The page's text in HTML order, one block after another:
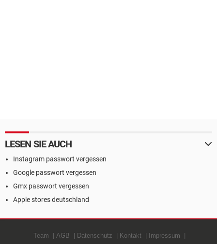
LESEN SIE AUCH
Instagram passwort vergessen
Google passwort vergessen
Gmx passwort vergessen
Apple stores deutschland
Team AGB Datenschutz Kontakt Impressum